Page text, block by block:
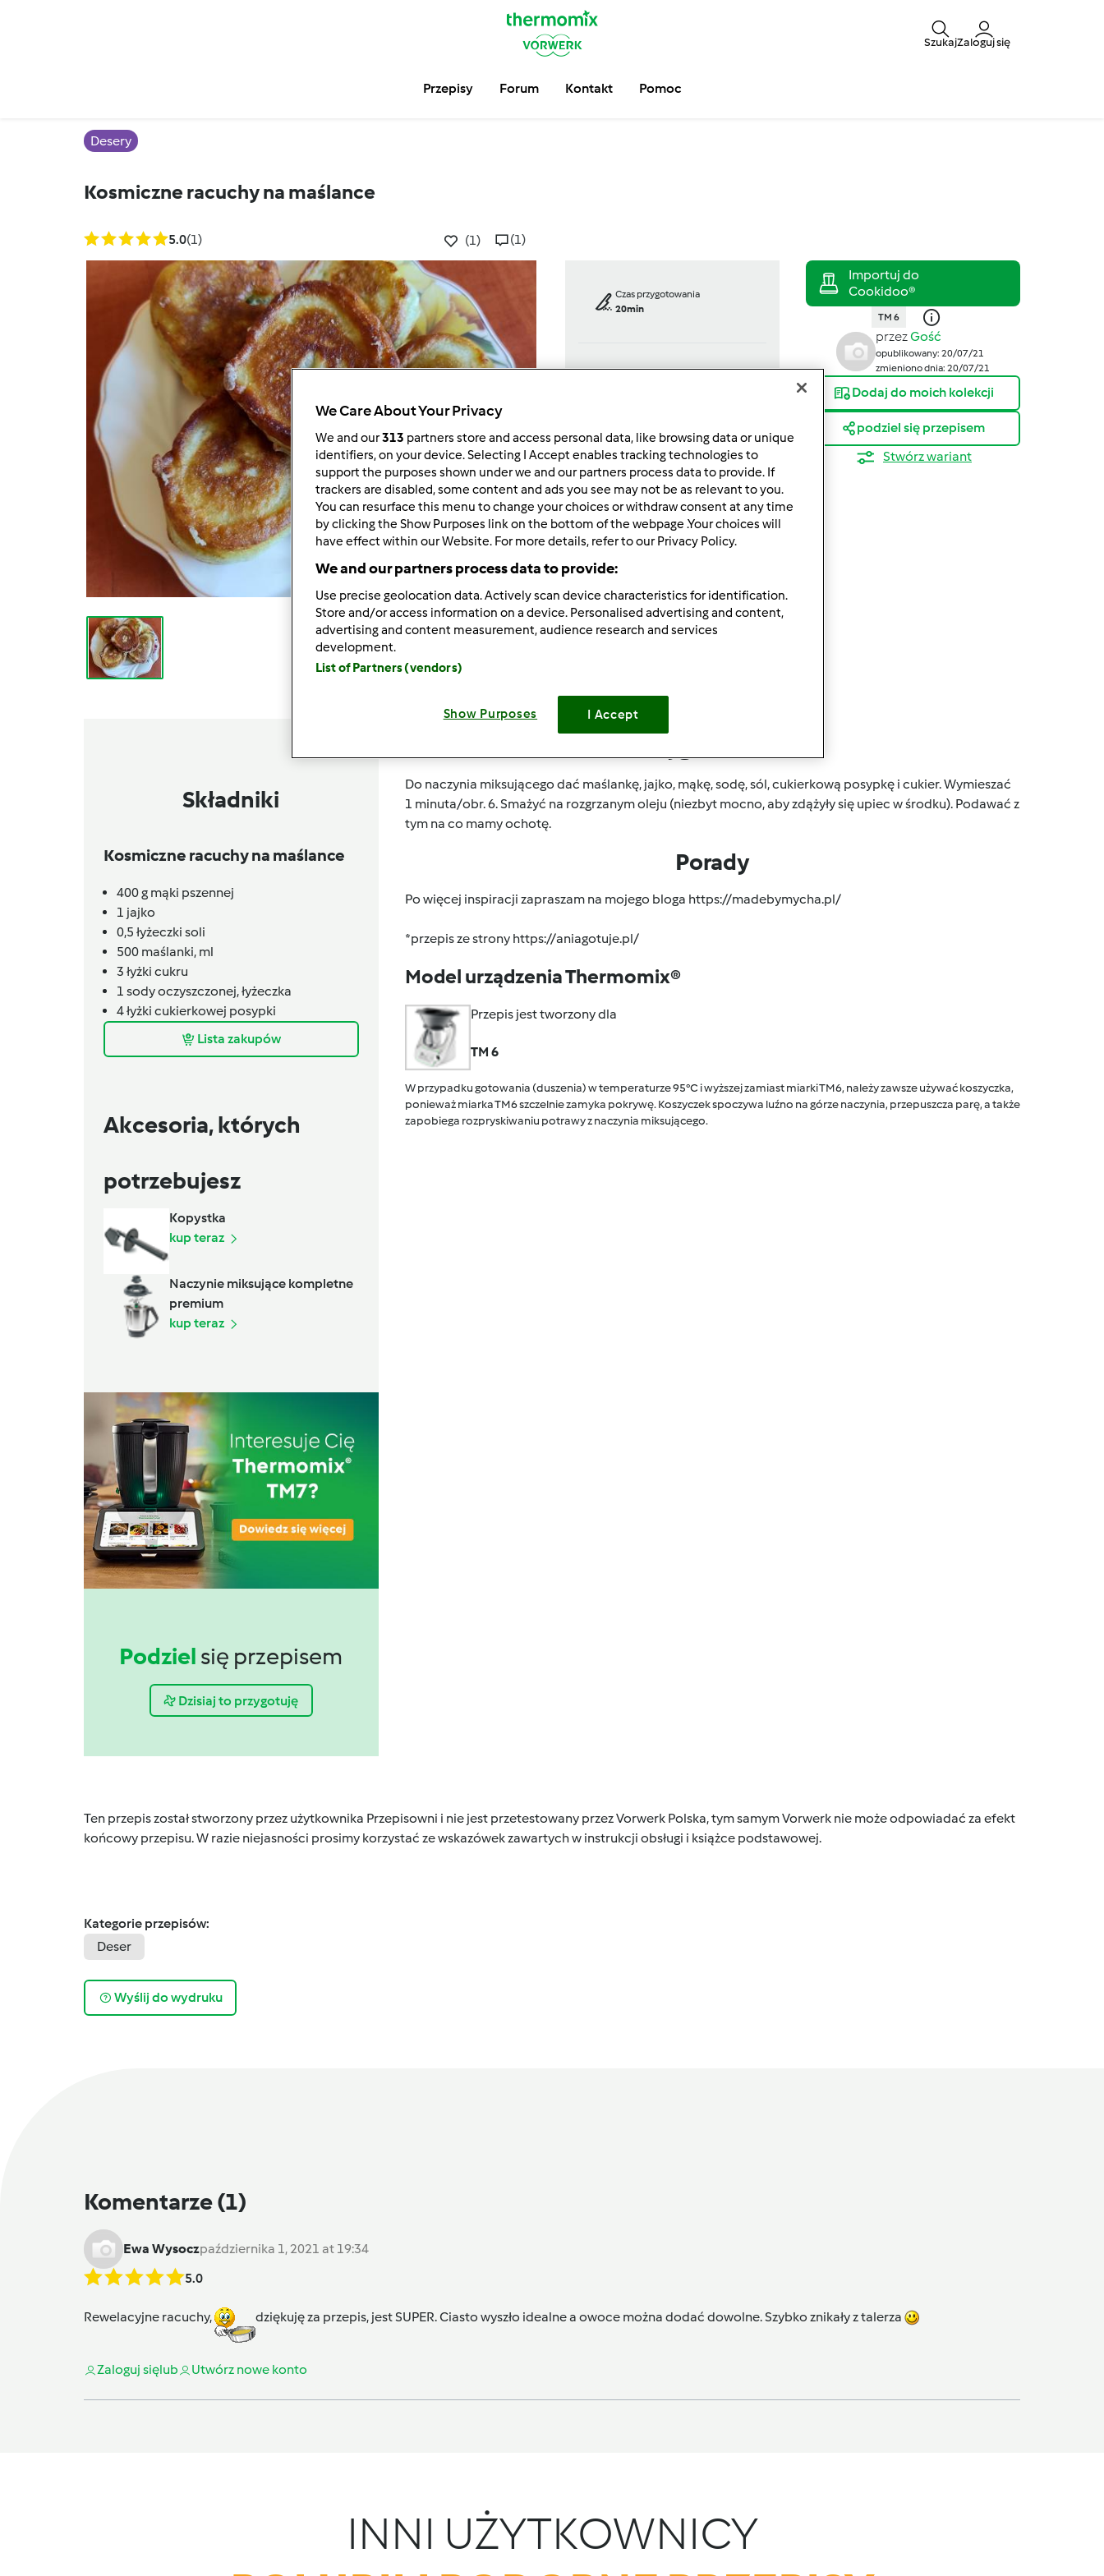
SzukajZaloguj się
Przepisy Forum Kontakt Pomoc
Desery
Kosmiczne racuchy na maślance
5.0(1) (1) (1)
Czas przygotowania
20min
porcja/porcje/porcji
----
Poziom
TM 6
przezGość
opublikowany: 20/07/21
zmieniono dnia: 20/07/21
Dodaj do moich kolekcji
podziel się przepisem
Stwórz wariant
Składniki
Kosmiczne racuchy na maślance
400g mąki pszennej
1 jajko
0,5 łyżeczki soli
500 maślanki, ml
3 łyżki cukru
1 sody oczyszczonej,łyżeczka
4łyżki cukierkowej posypki
Lista zakupów
Akcesoria, których
potrzebujesz
Kopystka
kup teraz
Naczynie miksujące kompletne
premium
kup teraz
Podziel się przepisem
Dzisiaj to przygotuję
Do naczynia miksującego dać maślankę, jajko, mąkę, sodę, sól, cukierkową posypkę i cukier. Wymieszać
1 minuta/obr. 6. Smażyć na rozgrzanym oleju (niezbyt mocno, aby zdążyły się upiec w środku). Podawać z
tym na co mamy ochotę.
Porady
Po więcej inspiracji zapraszam na mojego bloga https://madebymycha.pl/
*przepis ze strony https://aniagotuje.pl/
Model urządzenia Thermomix®
Przepis jest tworzony dla
TM 6
W przypadku gotowania (duszenia) w temperaturze 95°C i wyższej zamiast miarki TM6, należy zawsze używać koszyczka,
ponieważ miarka TM6 szczelnie zamyka pokrywę. Koszyczek spoczywa luźno na górze naczynia, przepuszcza parę, a także
zapobiega rozpryskiwaniu potrawy z naczynia miksującego.
Ten przepis został stworzony przez użytkownika Przepisowni i nie jest przetestowany przez Vorwerk Polska, tym samym Vorwerk nie może odpowiadać za efekt
końcowy przepisu. W razie niejasności prosimy korzystać ze wskazówek zawartych w instrukcji obsługi i książce podstawowej.
Kategorie przepisów:
Deser
Wyślij do wydruku
Komentarze(1)
Ewa Wysoczpaździernika 1, 2021 at 19:34
5.0
Rewelacyjne racuchy, dziękuję za przepis, jest SUPER. Ciasto wyszło idealne a owoce można dodać dowolne. Szybko znikały z talerza
Zaloguj sięlub Utwórz nowe konto
INNI UŻYTKOWNICY
We Care About Your Privacy
We and our313 partners store and access personal data, like browsing data or unique
identifiers, on your device. Selecting I Accept enables tracking technologies to
support the purposes shown under we and our partners process data to provide. If
trackers are disabled, some content and ads you see may not be as relevant to you.
You can resurface this menu to change your choices or withdraw consent at any time
by clicking the Show Purposes link on the bottom of the webpage .Your choices will
have effect within our Website. For more details, refer to our Privacy Policy.
We and our partners process data to provide:
Use precise geolocation data. Actively scan device characteristics for identification.
Store and/or access information on a device. Personalised advertising and content,
advertising and content measurement, audience research and services
development.
List of Partners (vendors)
Show Purposes I Accept